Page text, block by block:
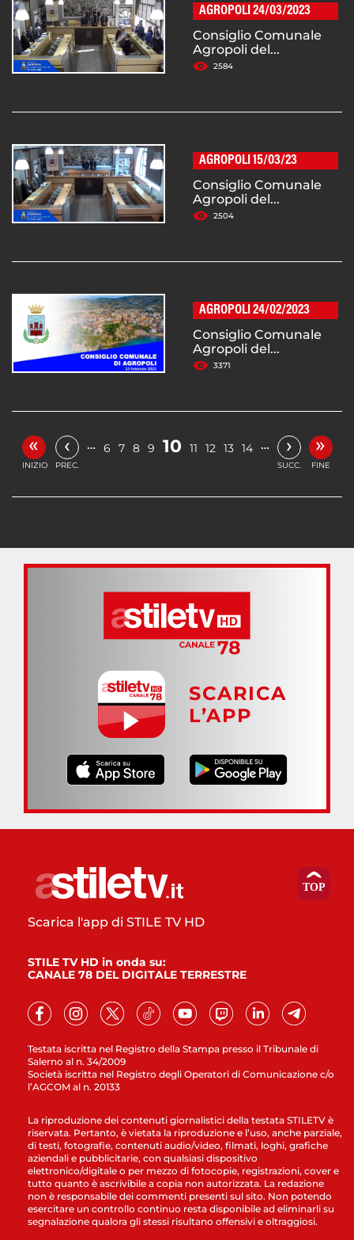
AGROPOLI 24/03/2023
Consiglio Comunale
Agropoli del...
2584
AGROPOLI 15/03/23
Consiglio Comunale
Agropoli del...
2504
AGROPOLI 24/02/2023
Consiglio Comunale
Agropoli del...
3371
«
INIZIO
‹
PREC.
… 6 7 8 9 10 11 12 13 14 … ›
SUCC.
»
FINE
SCARICA
L’APP
Testata iscritta nel Registro della Stampa presso il Tribunale di
Salerno al n. 34/2009
Società iscritta nel Registro degli Operatori di Comunicazione c/o
l’AGCOM al n. 20133
Scarica l'app di STILE TV HD
STILE TV HD in onda su:
CANALE 78 DEL DIGITALE TERRESTRE
La riproduzione dei contenuti giornalistici della testata STILETV è
riservata. Pertanto, è vietata la riproduzione e l’uso, anche parziale,
di testi, fotografie, contenuti audio/video, filmati, loghi, grafiche
aziendali e pubblicitarie, con qualsiasi dispositivo
elettronico/digitale o per mezzo di fotocopie, registrazioni, cover e
tutto quanto è ascrivibile a copia non autorizzata. La redazione
non è responsabile dei commenti presenti sul sito. Non potendo
esercitare un controllo continuo resta disponibile ad eliminarli su
segnalazione qualora gli stessi risultano offensivi e oltraggiosi.